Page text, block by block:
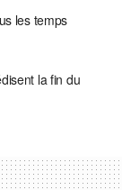
les temps
la fin du